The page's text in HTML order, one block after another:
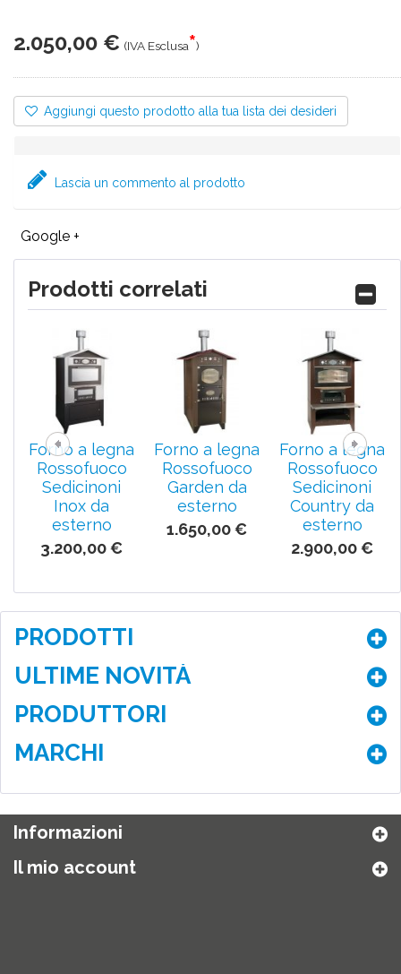
2.050,00 € (IVA Esclusa*)
Aggiungi questo prodotto alla tua lista dei desideri
Lascia un commento al prodotto
Google +
Prodotti correlati
Forno a legna
Rossofuoco
Sedicinoni
Inox da
esterno
3.200,00 €
Forno a legna
Rossofuoco
Garden da
esterno
1.650,00 €
Forno a legna
Rossofuoco
Sedicinoni
Country da
esterno
2.900,00 €
PRODOTTI
ULTIME NOVITÀ
PRODUTTORI
MARCHI
Informazioni
Il mio account